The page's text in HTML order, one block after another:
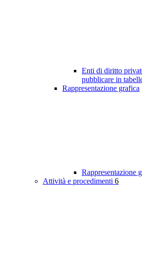
Enti di diritto
pubblicare in
Rappresentazione grafica
Rappresentazione
Attività e procedimenti 6